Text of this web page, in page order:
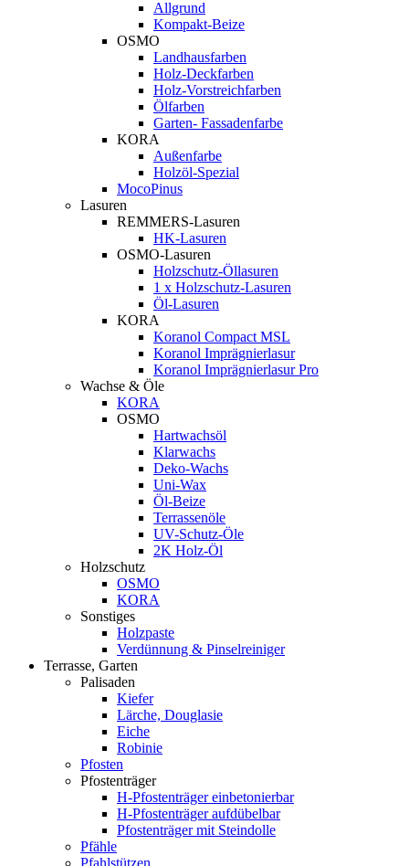
Allgrund
Kompakt-Beize
OSMO
Landhausfarben
Holz-Deckfarben
Holz-Vorstreichfarben
Ölfarben
Garten- Fassadenfarbe
KORA
Außenfarbe
Holzöl-Spezial
MocoPinus
Lasuren
REMMERS-Lasuren
HK-Lasuren
OSMO-Lasuren
Holzschutz-Öllasuren
1 x Holzschutz-Lasuren
Öl-Lasuren
KORA
Koranol Compact MSL
Koranol Imprägnierlasur
Koranol Imprägnierlasur Pro
Wachse & Öle
KORA
OSMO
Hartwachsöl
Klarwachs
Deko-Wachs
Uni-Wax
Öl-Beize
Terrassenöle
UV-Schutz-Öle
2K Holz-Öl
Holzschutz
OSMO
KORA
Sonstiges
Holzpaste
Verdünnung & Pinselreiniger
Terrasse, Garten
Palisaden
Kiefer
Lärche, Douglasie
Eiche
Robinie
Pfosten
Pfostenträger
H-Pfostenträger einbetonierbar
H-Pfostenträger aufdübelbar
Pfostenträger mit Steindolle
Pfähle
Pfahlstützen